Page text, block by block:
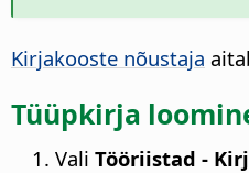
Kirjakooste nõustaja
Tüüpkirja
Vali Tööriistad -